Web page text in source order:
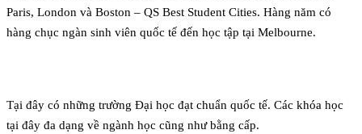
Paris, London và Boston – QS Best Student Cities. Hàng năm có
hàng chục ngàn sinh viên quốc tế đến học tập tại Melbourne.
Tại đây có những trường Đại học đạt chuẩn quốc tế. Các khóa học
tại đây đa dạng về ngành học cũng như bằng cấp.